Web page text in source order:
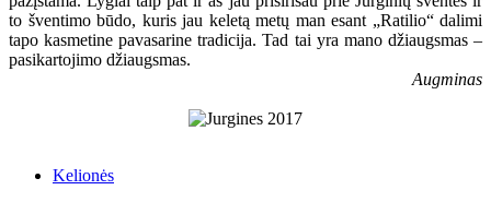
to šventimo būdo, kuris jau keletą metų man esant „Ratilio“ dalimi
tapo kasmetine pavasarine tradicija. Tad tai yra mano džiaugsmas –
pasikartojimo džiaugsmas.
Augminas
Kelionės